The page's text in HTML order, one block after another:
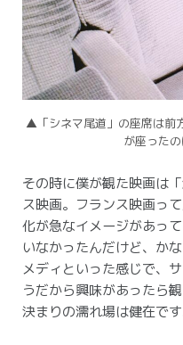
▲「シネマ尾道」の座席は前
が座ったの
その時に僕が観た映画は
ス映画。フランス映画っ
化が急なイメージがあっ
いなかったんだけど、か
メディといった感じで、
うだから興味があったら
決まりの濡れ場は健在です